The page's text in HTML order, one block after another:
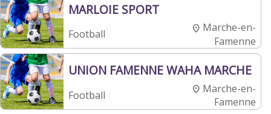
MARLOIE SPORT
Football
Marche-en-
Famenne
UNION FAMENNE WAHA MARCHE
Football
Marche-en-
Famenne